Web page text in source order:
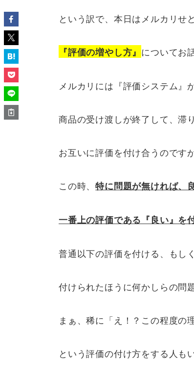
という訳で、本日はメルカリせ
『評価の増やし方』 についてお
メルカリには『評価システム』
商品の受け渡しが終了して、滞
お互いに評価を付け合うのですが
この時、特に問題が無ければ、
一番上の評価である『良い』を
普通以下の評価を付ける、もし
付けられたほうに何かしらの問
まぁ、稀に「え！？この程度の
という評価の付け方をする人も